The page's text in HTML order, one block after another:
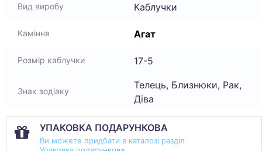
Вид виробу Каблучки
Каміння Агат
Розмір каблучки 17-5
Знак зодіаку
Телець, Близнюки, Рак,
Діва
УПАКОВКА ПОДАРУНКОВА
Ви можете придбати в каталозі разділ